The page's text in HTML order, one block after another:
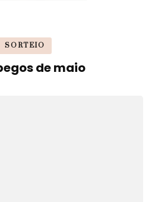
SORTEIO
de maio